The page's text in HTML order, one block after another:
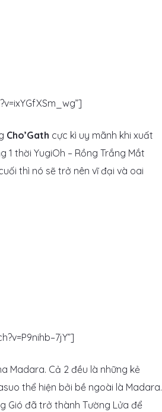
Cho’Gath cực kì uy mãnh khi xuất
thời YugiOh – Rồng Trắng Mắt
thì nó sẽ trở nên vĩ đại và oai
Madara. Cả 2 đều là những kẻ
thể hiện bởi bề ngoài là Madara.
Gió đã trở thành Tường Lửa để